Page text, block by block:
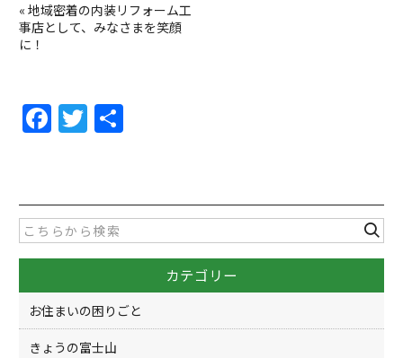
« 地域密着の内装リフォーム工
事店として、みなさまを笑顔
に！
F
a
e
b
o
o
k
T
w
er
カテゴリー
お住まいの困りごと
きょうの富士山